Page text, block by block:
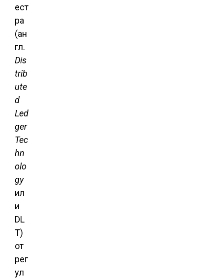
ест
ра
(ан
гл.
Dis
trib
ute
d
Led
ger
Tec
hn
olo
gy
ил
и
DL
T)
от
рег
ул